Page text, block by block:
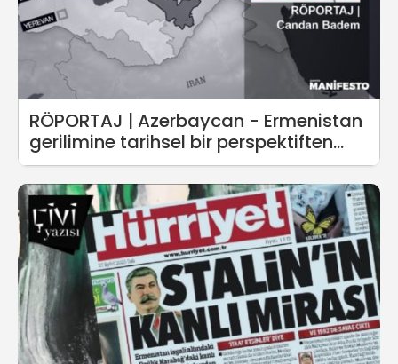
RÖPORTAJ | Azerbaycan - Ermenistan
gerilimine tarihsel bir perspektiften
bakmak